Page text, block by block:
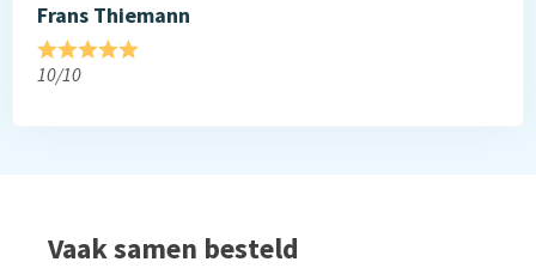
Frans Thiemann
10/10
Vaak samen besteld